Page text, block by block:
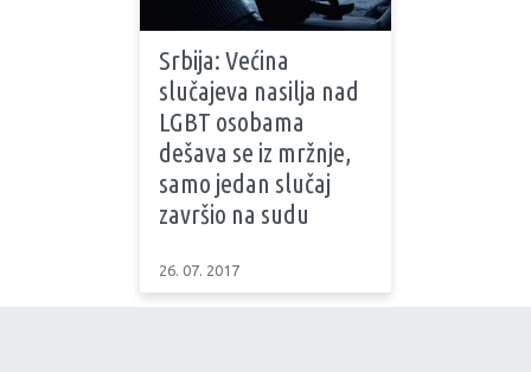
Srbija: Većina
slučajeva nasilja nad
LGBT osobama
dešava se iz mržnje,
samo jedan slučaj
završio na sudu
26. 07. 2017